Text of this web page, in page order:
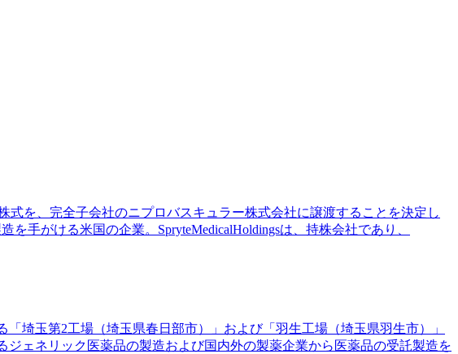
式を、完全子会社のニプロバスキュラー株式会社に譲渡することを決定し
手がける米国の企業。SpryteMedicalHoldingsは、持株会社であり、
埼玉第2工場（埼玉県春日部市）」および「羽生工場（埼玉県羽生市）」
ェネリック医薬品の製造および国内外の製薬企業から医薬品の受託製造を